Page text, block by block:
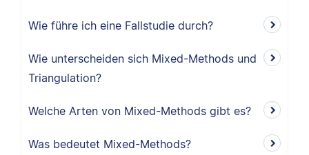
Wie führe ich eine Fallstudie durch?
Wie unterscheiden sich Mixed-Methods und
Triangulation?
Welche Arten von Mixed-Methods gibt es?
Was bedeutet Mixed-Methods?